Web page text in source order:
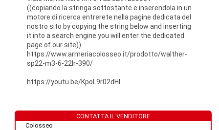
((copiando la stringa sottostante e inserendola in un
motore di ricerca entrerete nella pagine dedicata del
nostro sito by copying the string below and inserting
it into a search engine you will enter the dedicated
page of our site))
https://www.armeriacolosseo.it/prodotto/walther-
sp22-m3-6-22lr-390/
https://youtu.be/KpoL9r02dHI
CONTATTA IL VENDITORE
Colosseo